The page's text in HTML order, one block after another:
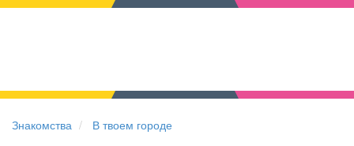
Знакомства В твоем городе